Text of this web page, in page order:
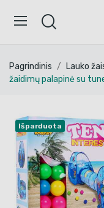
Pagrindinis Lauko
žaidimų palapinė su
Išparduota